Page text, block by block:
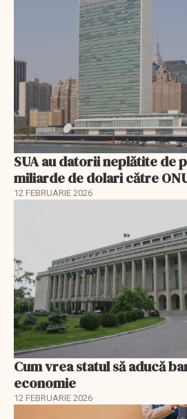
SUA au datorii neplătite de
miliarde de dolari către
12 FEBRUARIE 2026
Cum vrea statul să aducă
economie
12 FEBRUARIE 2026